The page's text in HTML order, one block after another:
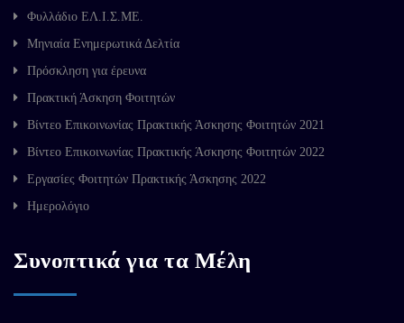
Φυλλάδιο ΕΛ.Ι.Σ.ΜΕ.
Μηνιαία Ενημερωτικά Δελτία
Πρόσκληση για έρευνα
Πρακτική Άσκηση Φοιτητών
Βίντεο Επικοινωνίας Πρακτικής Άσκησης Φοιτητών 2021
Βίντεο Επικοινωνίας Πρακτικής Άσκησης Φοιτητών 2022
Εργασίες Φοιτητών Πρακτικής Άσκησης 2022
Ημερολόγιο
Συνοπτικά για τα Μέλη